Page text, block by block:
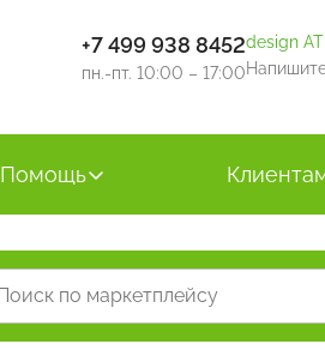
+7 499 938 8452
пн.-пт. 10:00 – 17:00
design
Помощь